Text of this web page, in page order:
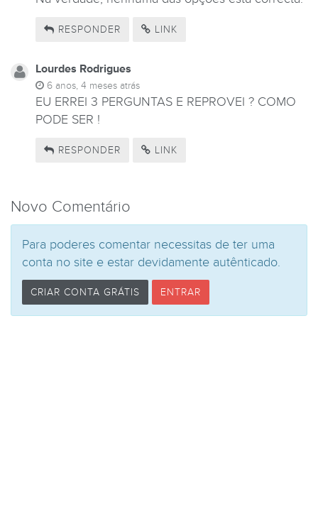
RESPONDER LINK
Lourdes Rodrigues
6 anos, 4 meses atrás
EU ERREI 3 PERGUNTAS E REPROVEI ? COMO
PODE SER !
RESPONDER LINK
Novo Comentário
Para poderes comentar necessitas de ter uma
conta no site e estar devidamente autênticado.
CRIAR CONTA GRÁTIS ENTRAR